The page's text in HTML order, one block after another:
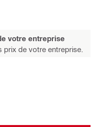
votre entreprise
prix de votre entreprise.